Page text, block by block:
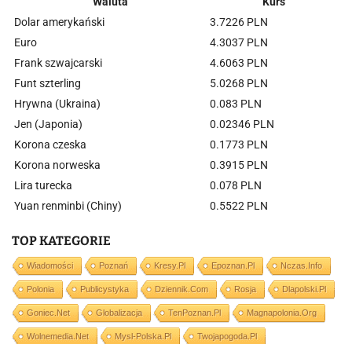
Dolar amerykański
3.7226 PLN
Euro
4.3037 PLN
Frank szwajcarski
4.6063 PLN
Funt szterling
5.0268 PLN
Hrywna (Ukraina)
0.083 PLN
Jen (Japonia)
0.02346 PLN
Korona czeska
0.1773 PLN
Korona norweska
0.3915 PLN
Lira turecka
0.078 PLN
Yuan renminbi (Chiny)
0.5522 PLN
TOP KATEGORIE
Wiadomości Poznań Kresy.pl Epoznan.pl Nczas.info
Polonia Publicystyka Dziennik.com Rosja Dlapolski.pl
Goniec.net Globalizacja TenPoznan.pl Magnapolonia.org
Wolnemedia.net Mysl-Polska.pl Twojapogoda.pl